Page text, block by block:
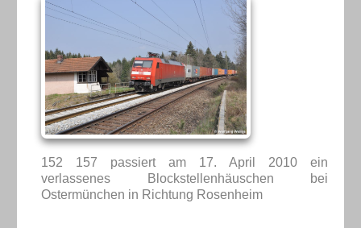
152 157 passiert am 17. April 2010 ein
verlassenes Blockstellenhäuschen bei
Ostermünchen in Richtung Rosenheim